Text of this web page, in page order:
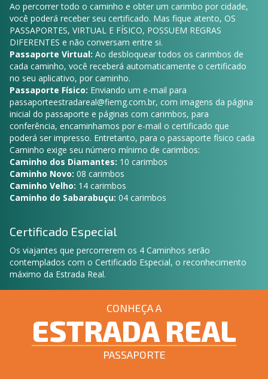
Ao percorrer todo o caminho e obter um carimbo por cidade,
você poderá receber seu certificado. Mas fique atento, OS
PASSAPORTES, VIRTUAL E FÍSICO, POSSUEM REGRAS
DIFERENTES e não conversam entre si.
Passaporte Virtual: Ao desbloquear todos os carimbos de
cada caminho, você receberá automaticamente o certificado
no seu aplicativo, por caminho.
Passaporte Físico: Enviando um e-mail para
passaporteestradareal@fiemg.com.br, com imagens da página
inicial do passaporte e páginas com carimbos, para
conferência, encaminhamos por e-mail o certificado que
poderá ser impresso. Entretanto, para o passaporte físico cada
Caminho exige seu número mínimo de carimbos:
Caminho dos Diamantes: 10 carimbos
Caminho Novo: 08 carimbos
Caminho Velho: 14 carimbos
Caminho do Sabarabuçu: 04 carimbos
Certificado Especial
Os viajantes que percorrerem os 4 Caminhos serão
contemplados com o Certificado Especial, o reconhecimento
máximo da Estrada Real.
CONHEÇA A
ESTRADA REAL
PASSAPORTE